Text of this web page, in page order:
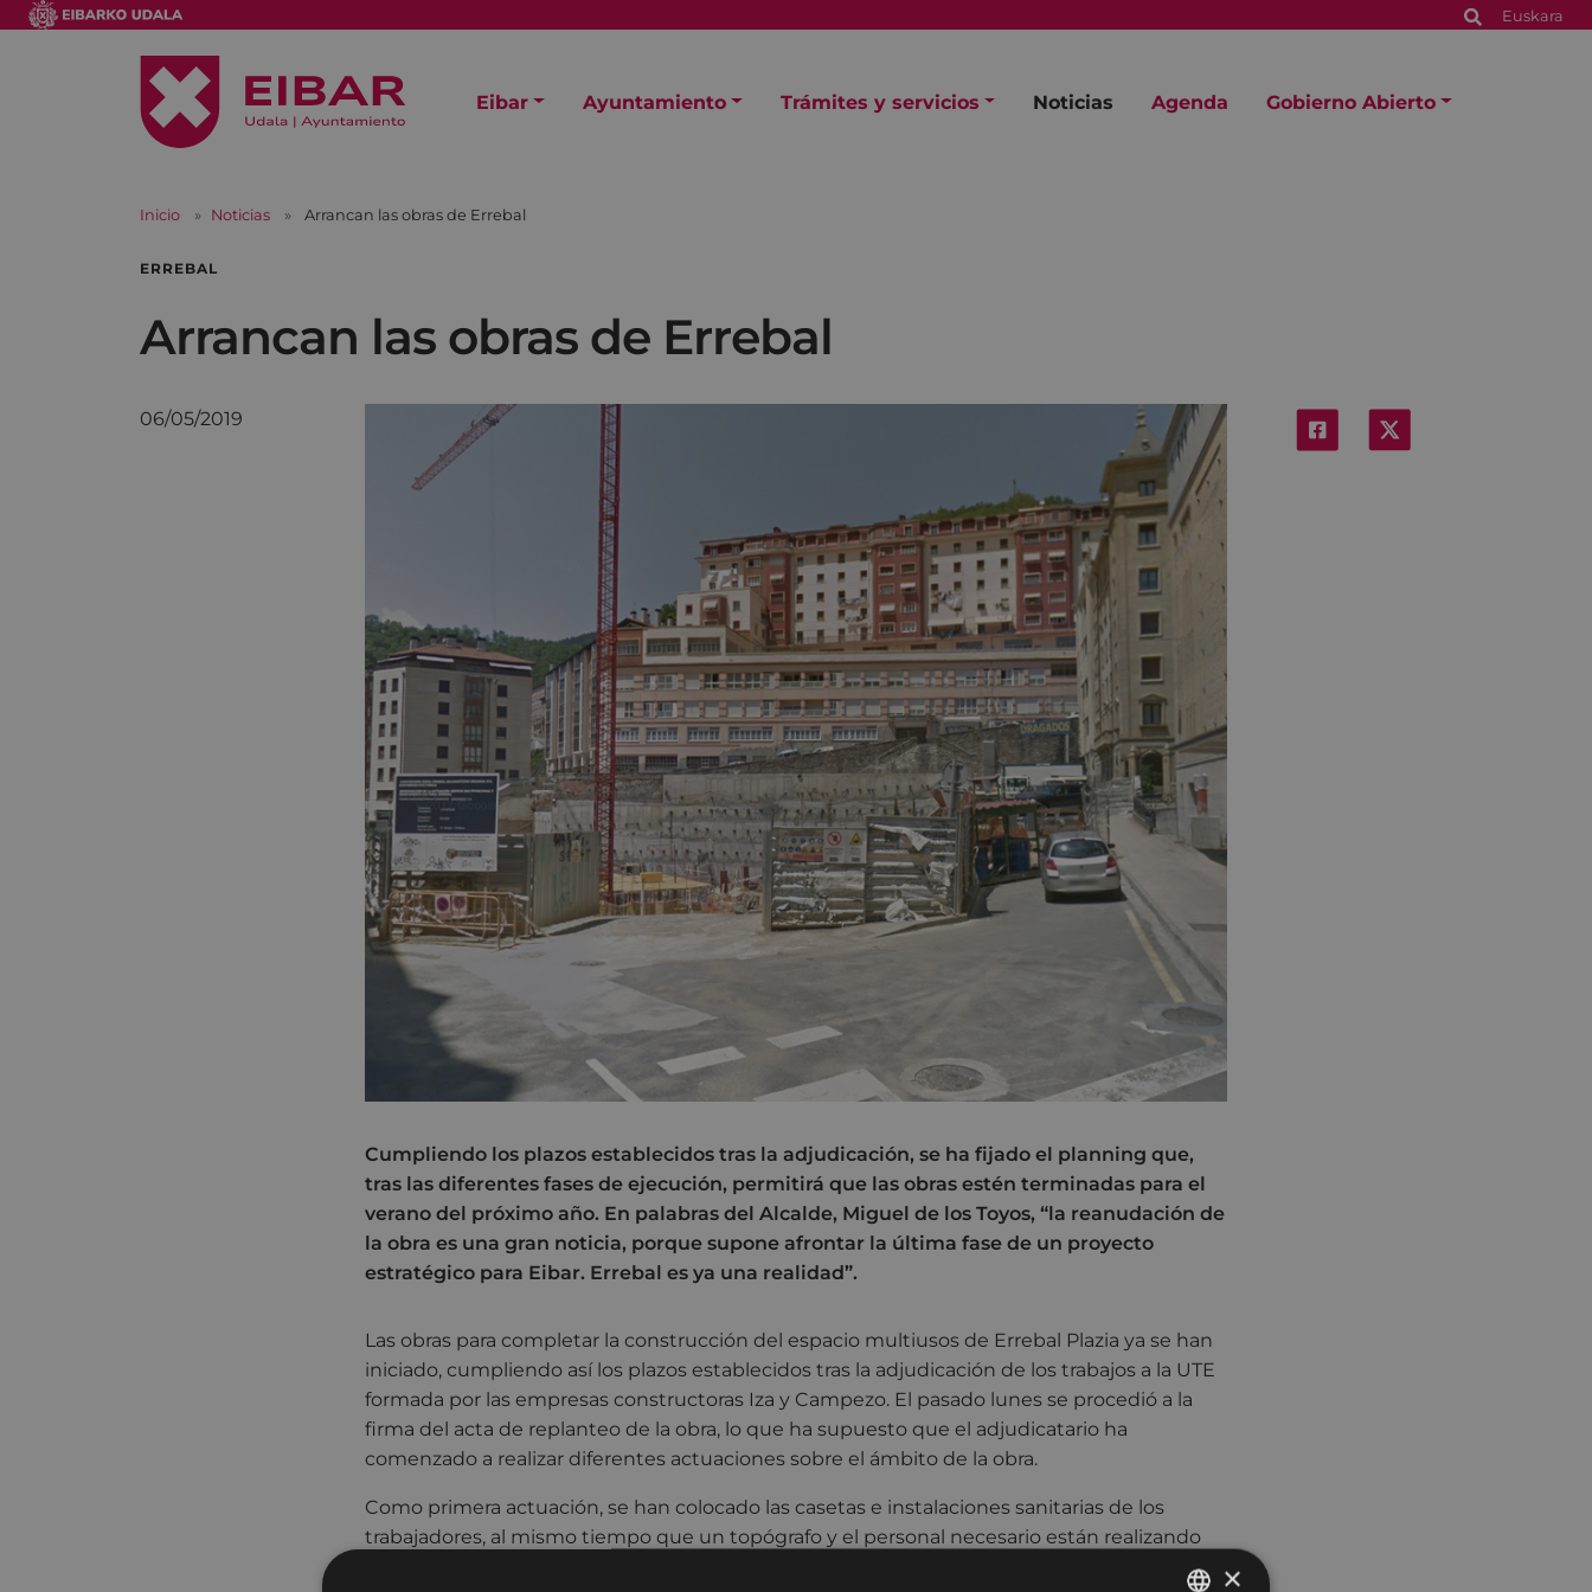
Euskara
Eibar Ayuntamiento Trámites y servicios Noticias Agenda Gobierno Abierto
Inicio Noticias Arrancan las obras de Errebal
ERREBAL
Arrancan las obras de Errebal
06/05/2019
Cumpliendo los plazos establecidos tras la adjudicación, se ha fijado el planning que,
tras las diferentes fases de ejecución, permitirá que las obras estén terminadas para el
verano del próximo año. En palabras del Alcalde, Miguel de los Toyos, “la reanudación de
la obra es una gran noticia, porque supone afrontar la última fase de un proyecto
estratégico para Eibar. Errebal es ya una realidad”.
Las obras para completar la construcción del espacio multiusos de Errebal Plazia ya se han
iniciado, cumpliendo así los plazos establecidos tras la adjudicación de los trabajos a la UTE
formada por las empresas constructoras Iza y Campezo. El pasado lunes se procedió a la
firma del acta de replanteo de la obra, lo que ha supuesto que el adjudicatario ha
comenzado a realizar diferentes actuaciones sobre el ámbito de la obra.
Como primera actuación, se han colocado las casetas e instalaciones sanitarias de los
trabajadores, al mismo tiempo que un topógrafo y el personal necesario están realizando
×